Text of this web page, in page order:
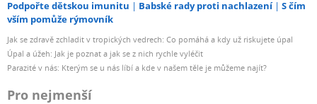
Podpořte dětskou imunitu Babské rady proti nachlazení
S čím
vším pomůže rýmovník
Jak se zdravě zchladit v tropických vedrech: Co pomáhá a kdy už riskujete úpal
Úpal a úžeh: Jak je poznat a jak se z nich rychle vyléčit
Parazité v nás: Kterým se u nás líbí a kde v našem těle je můžeme najít?
Pro nejmenší